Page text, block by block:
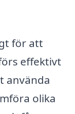
för att
effektivt
använda
olika